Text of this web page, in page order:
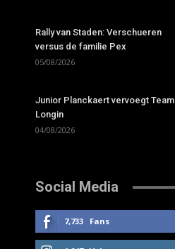
Rally van Staden: Verschueren
versus de familie Pex
05/08/2026
Junior Planckaert vervoegt Team
Longin
04/08/2026
Social Media
7,733 Fans